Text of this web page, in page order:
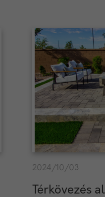
2024/10/03
Térkövezés